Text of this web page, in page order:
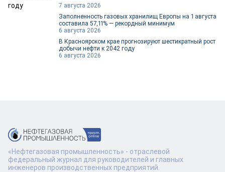
7 августа 2026
Заполненность газовых хранилищ Европы на 1 августа
составила 57,11% — рекордный минимум
6 августа 2026
В Красноярском крае прогнозируют шестикратный рост
добычи нефти к 2042 году
6 августа 2026
«Нефтегазовая промышленность» - отраслевой
федеральный журнал для руководителей и главных
инженеров производственных предприятий.